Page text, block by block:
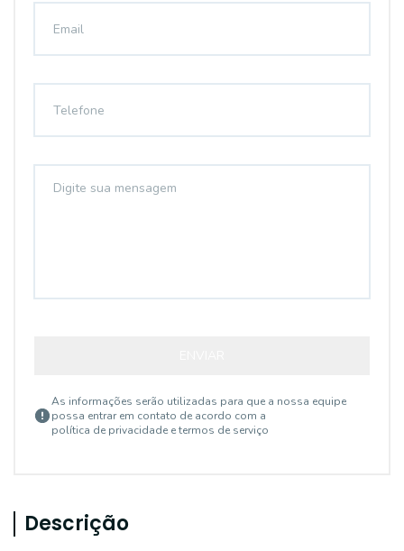
As informações serão utilizadas para que a nossa equipe
possa entrar em contato de acordo com a
política de privacidade e termos de serviço
Descrição